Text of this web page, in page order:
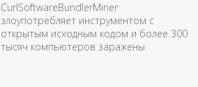
CurlSoftwareBundlerMiner
злоупотребляет инструментом с
открытым исходным кодом и более 300
тысяч компьютеров заражены